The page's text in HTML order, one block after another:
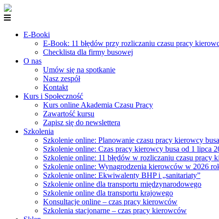
E-Booki
E-Book: 11 błędów przy rozliczaniu czasu pracy
Checklista dla firmy busowej
O nas
Umów się na spotkanie
Nasz zespół
Kontakt
Kurs i Społeczność
Kurs online Akademia Czasu Pracy
Zawartość kursu
Zapisz się do newslettera
Szkolenia
Szkolenie online: Planowanie czasu pracy kierowcy busa
Szkolenie online: Czas pracy kierowcy busa od 1 lipca
Szkolenie online: 11 błędów w rozliczaniu czasu pracy
Szkolenie online: Wynagrodzenia kierowców w 2026
Szkolenie online: Ekwiwalenty BHP i „sanitariaty”
Szkolenie online dla transportu międzynarodowego
Szkolenie online dla transportu krajowego
Konsultacje online – czas pracy kierowców
Szkolenia stacjonarne – czas pracy kierowców